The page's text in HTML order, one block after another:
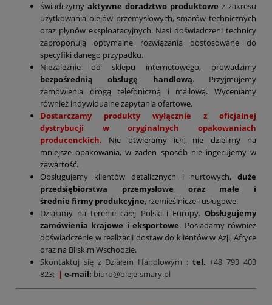
Świadczymy aktywne doradztwo produktowe z zakresu
użytkowania olejów przemysłowych, smarów technicznych
oraz płynów eksploatacyjnych. Nasi doświadczeni technicy
zaproponują optymalne rozwiązania dostosowane do
specyfiki danego przypadku.
Niezależnie od sklepu internetowego, prowadzimy
bezpośrednią obsługę handlową. Przyjmujemy
zamówienia drogą telefoniczną i mailową. Wyceniamy
również indywidualne zapytania ofertowe.
Dostarczamy produkty wyłącznie z oficjalnej
dystrybucji w oryginalnych opakowaniach
producenckich. Nie otwieramy ich, nie dzielimy na
mniejsze opakowania, w żaden sposób nie ingerujemy w
zawartość.
Obsługujemy klientów detalicznych i hurtowych, duże
przedsiębiorstwa przemysłowe oraz małe i
średnie firmy produkcyjne, rzemieślnicze i usługowe.
Działamy na terenie całej Polski i Europy. Obsługujemy
zamówienia krajowe i eksportowe. Posiadamy również
doświadczenie w realizacji dostaw do klientów w Azji, Afryce
oraz na Bliskim Wschodzie.
Skontaktuj się z Działem Handlowym : tel.+48 793 403
823; | e-mail: biuro@oleje-smary.pl